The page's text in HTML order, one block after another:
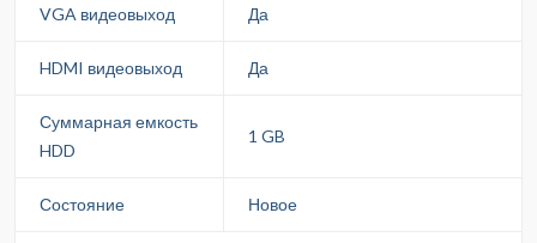
VGA видеовыход Да
HDMI видеовыход Да
Суммарная емкость
HDD
1 GB
Состояние Новое